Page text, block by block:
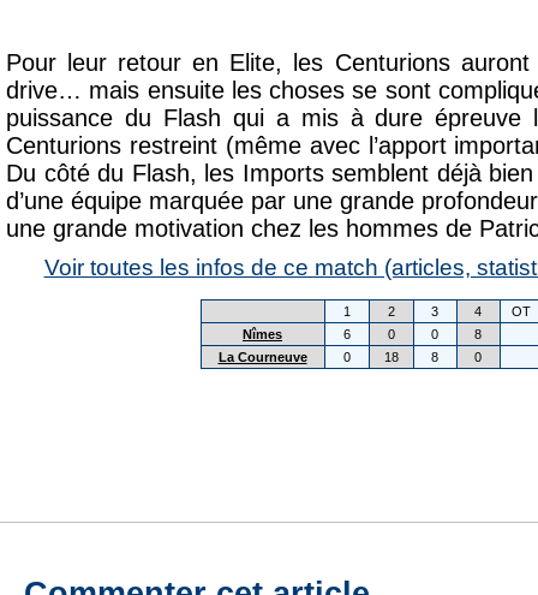
Pour leur retour en Elite, les Centurions
drive… mais ensuite les choses se sont
puissance du Flash qui a mis à dure épreuve
Centurions restreint (même avec l’apport
Du côté du Flash, les Imports semblent déjà
d’une équipe marquée par une grande
une grande motivation chez les hommes de
Voir toutes les infos de ce match (articles,
1 2 3 4
OT
Nîmes
6 0 0
8
La Courneuve
0 18 8 0